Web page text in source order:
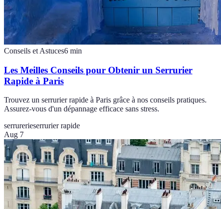
Conseils et Astuces6 min
Les Meilles Conseils pour Obtenir un Serrurier
Rapide à Paris
Trouvez un serrurier rapide à Paris grâce à nos conseils pratiques.
Assurez-vous d'un dépannage efficace sans stress.
serrurerieserrurier rapide
Aug 7